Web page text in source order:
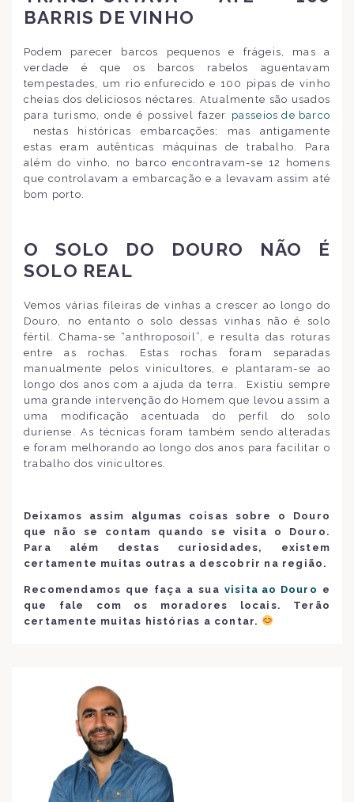
BARRIS DE VINHO
Podem parecer barcos pequenos e frágeis, mas a
verdade é que os barcos rabelos aguentavam
tempestades, um rio enfurecido e 100 pipas de vinho
cheias dos deliciosos néctares. Atualmente são usados
para turismo, onde é possível fazer passeios de barco
nestas históricas embarcações; mas antigamente
estas eram autênticas máquinas de trabalho. Para
além do vinho, no barco encontravam-se 12 homens
que controlavam a embarcação e a levavam assim até
bom porto.
O SOLO DO DOURO NÃO É
SOLO REAL
Vemos várias fileiras de vinhas a crescer ao longo do
Douro, no entanto o solo dessas vinhas não é solo
fértil. Chama-se “anthroposoil”, e resulta das roturas
entre as rochas. Estas rochas foram separadas
manualmente pelos vinicultores, e plantaram-se ao
longo dos anos com a ajuda da terra. Existiu sempre
uma grande intervenção do Homem que levou assim a
uma modificação acentuada do perfil do solo
duriense. As técnicas foram também sendo alteradas
e foram melhorando ao longo dos anos para facilitar o
trabalho dos vinicultores.
Deixamos assim algumas coisas sobre o Douro
que não se contam quando se visita o Douro.
Para além destas curiosidades, existem
certamente muitas outras a descobrir na região.
Recomendamos que faça a sua visita ao Douro e
que fale com os moradores locais. Terão
certamente muitas histórias a contar.